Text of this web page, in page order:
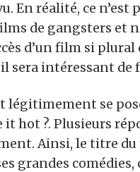
En réalité, ce
de gangsters et
d’un film si plural
sera intéressant
légitimement se
hot ?. Plusieurs
Ainsi, le titre
grandes